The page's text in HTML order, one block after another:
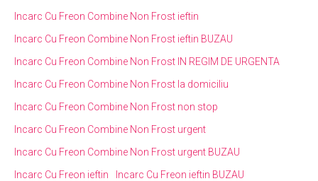
Incarc Cu Freon Combine Non Frost ieftin
Incarc Cu Freon Combine Non Frost ieftin BUZAU
Incarc Cu Freon Combine Non Frost IN REGIM DE URGENTA
Incarc Cu Freon Combine Non Frost la domiciliu
Incarc Cu Freon Combine Non Frost non stop
Incarc Cu Freon Combine Non Frost urgent
Incarc Cu Freon Combine Non Frost urgent BUZAU
Incarc Cu Freon ieftin
Incarc Cu Freon ieftin BUZAU